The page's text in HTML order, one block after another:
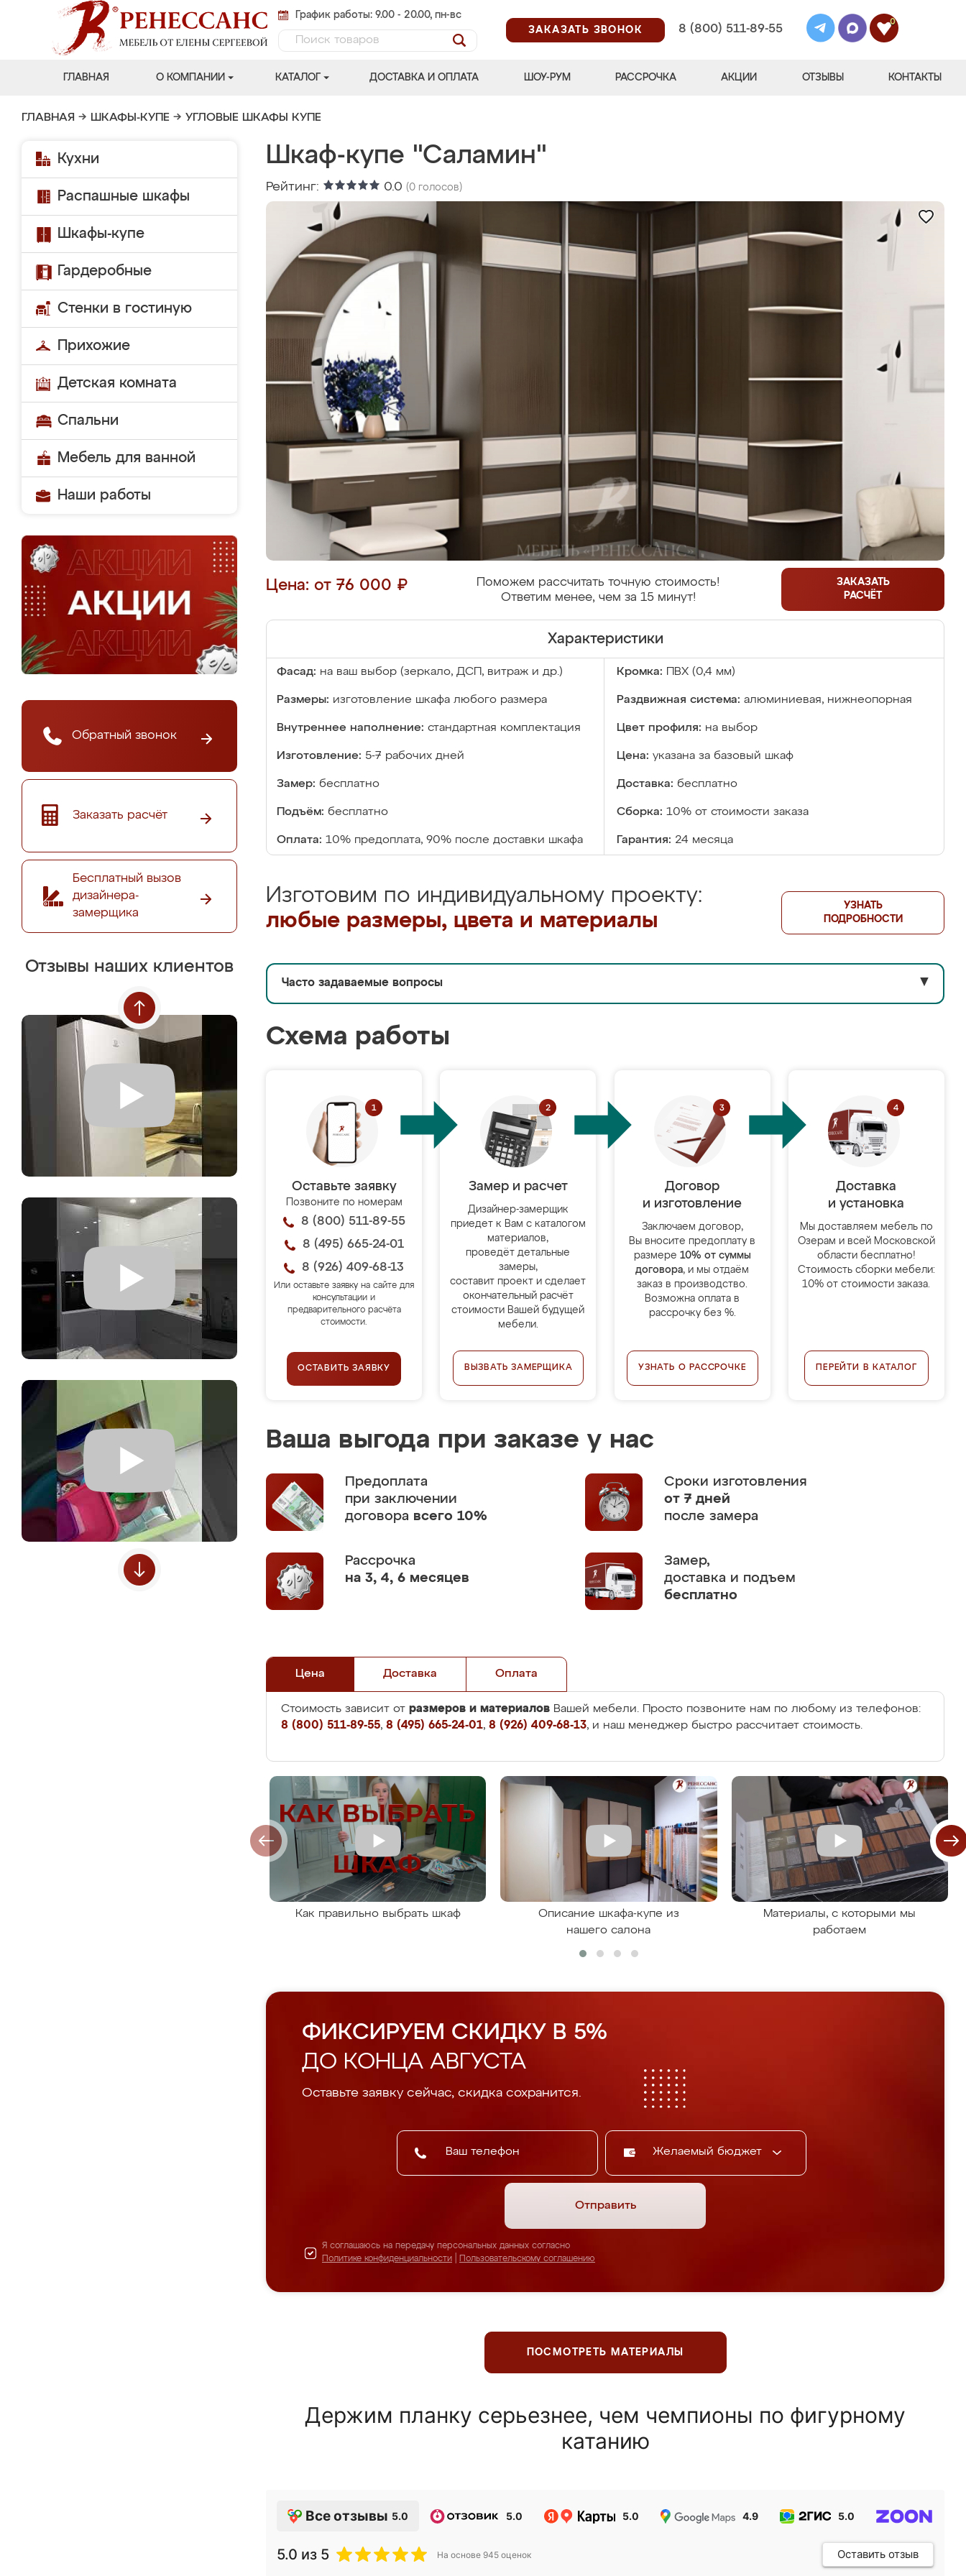
График работы: 9.00 - 20.00, пн-вс
ЗАКАЗАТЬ ЗВОНОК
8 (800) 511-89-55
0
ГЛАВНАЯ О КОМПАНИИ КАТАЛОГ ДОСТАВКА И ОПЛАТА ШОУ-РУМ РАССРОЧКА АКЦИИ ОТЗЫВЫ КОНТАКТЫ
ГЛАВНАЯ → ШКАФЫ-КУПЕ → УГЛОВЫЕ ШКАФЫ КУПЕ
Кухни
Распашные шкафы
Шкафы-купе
Гардеробные
Стенки в гостиную
Прихожие
Детская комната
Спальни
Мебель для ванной
Наши работы
Обратный звонок
Заказать расчёт
Бесплатный вызов
дизайнера-
замерщика
Отзывы наших клиентов
Шкаф-купе "Саламин"
Рейтинг: 0.0 (0 голосов)
Цена: от 76 000 ₽
Поможем рассчитать точную стоимость!
Ответим менее, чем за 15 минут!
ЗАКАЗАТЬ
РАСЧЁТ
Характеристики
Фасад: на ваш выбор (зеркало, ДСП, витраж и др.) Кромка: ПВХ (0,4 мм)
Размеры: изготовление шкафа любого размера Раздвижная система: алюминиевая, нижнеопорная
Внутреннее наполнение: стандартная комплектация Цвет профиля: на выбор
Изготовление: 5-7 рабочих дней Цена: указана за базовый шкаф
Замер: бесплатно Доставка: бесплатно
Подъём: бесплатно Сборка: 10% от стоимости заказа
Оплата: 10% предоплата, 90% после доставки шкафа Гарантия: 24 месяца
Изготовим по индивидуальному проекту:
любые размеры, цвета и материалы
УЗНАТЬ
ПОДРОБНОСТИ
Часто задаваемые вопросы ▼
Схема работы
Оставьте заявку
Позвоните по номерам
8 (800) 511-89-55
8 (495) 665-24-01
8 (926) 409-68-13
Или оставьте заявку на сайте для
консультации и
предварительного расчёта
стоимости.
ОСТАВИТЬ ЗАЯВКУ
Замер и расчет
Дизайнер-замерщик
приедет к Вам с каталогом
материалов,
проведёт детальные
замеры,
составит проект и сделает
окончательный расчёт
стоимости Вашей будущей
мебели.
ВЫЗВАТЬ ЗАМЕРЩИКА
Договор
и изготовление
Заключаем договор,
Вы вносите предоплату в
размере 10% от суммы
договора, и мы отдаём
заказ в производство.
Возможна оплата в
рассрочку без %.
УЗНАТЬ О РАССРОЧКЕ
Доставка
и установка
Мы доставляем мебель по
Озерам и всей Московской
области бесплатно!
Стоимость сборки мебели:
10% от стоимости заказа.
ПЕРЕЙТИ В КАТАЛОГ
Ваша выгода при заказе у нас
Предоплата
при заключении
договора всего 10%
Сроки изготовления
от 7 дней
после замера
Рассрочка
на 3, 4, 6 месяцев
Замер,
доставка и подъем
бесплатно
Цена Доставка Оплата
Стоимость зависит от размеров и материалов Вашей мебели. Просто позвоните нам по любому из телефонов:
8 (800) 511-89-55, 8 (495) 665-24-01, 8 (926) 409-68-13, и наш менеджер быстро рассчитает стоимость.
Как правильно выбрать шкаф
Описание шкафа-купе из
нашего салона
Материалы, с которыми мы
работаем
ФИКСИРУЕМ СКИДКУ В 5%
ДО КОНЦА АВГУСТА
Оставьте заявку сейчас, скидка сохранится.
Желаемый бюджет
Отправить
Я соглашаюсь на передачу персональных данных согласно
Политике конфиденциальности
Пользовательскому соглашению
ПОСМОТРЕТЬ МАТЕРИАЛЫ
Держим планку серьезнее, чем чемпионы по фигурному
катанию
Все отзывы 5.0 5.0 5.0 4.9 5.0
5.0 из 5 На основе 945 оценок Оставить отзыв